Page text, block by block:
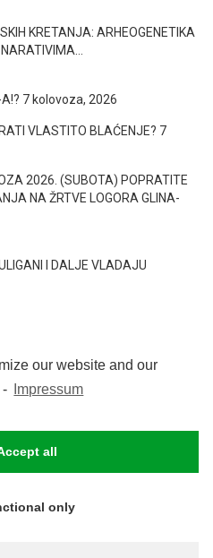
our website and our
- Impressum
all
only
KRETANJA: ARHEOGENETIKA
7 kolovoza, 2026
VLASTITO BLAĆENJE? 7
2026. (SUBOTA) POPRATITE
NA ŽRTVE LOGORA GLINA-
I DALJE VLADAJU
COOKIE POLICY (EU)